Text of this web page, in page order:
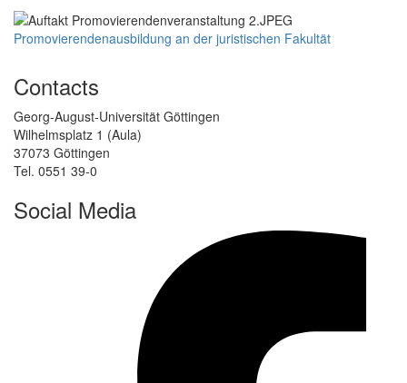
Promovierendenausbildung an der juristischen Fakultät
Contacts
Georg-August-Universität Göttingen
Wilhelmsplatz 1 (Aula)
37073 Göttingen
Tel. 0551 39-0
Social Media